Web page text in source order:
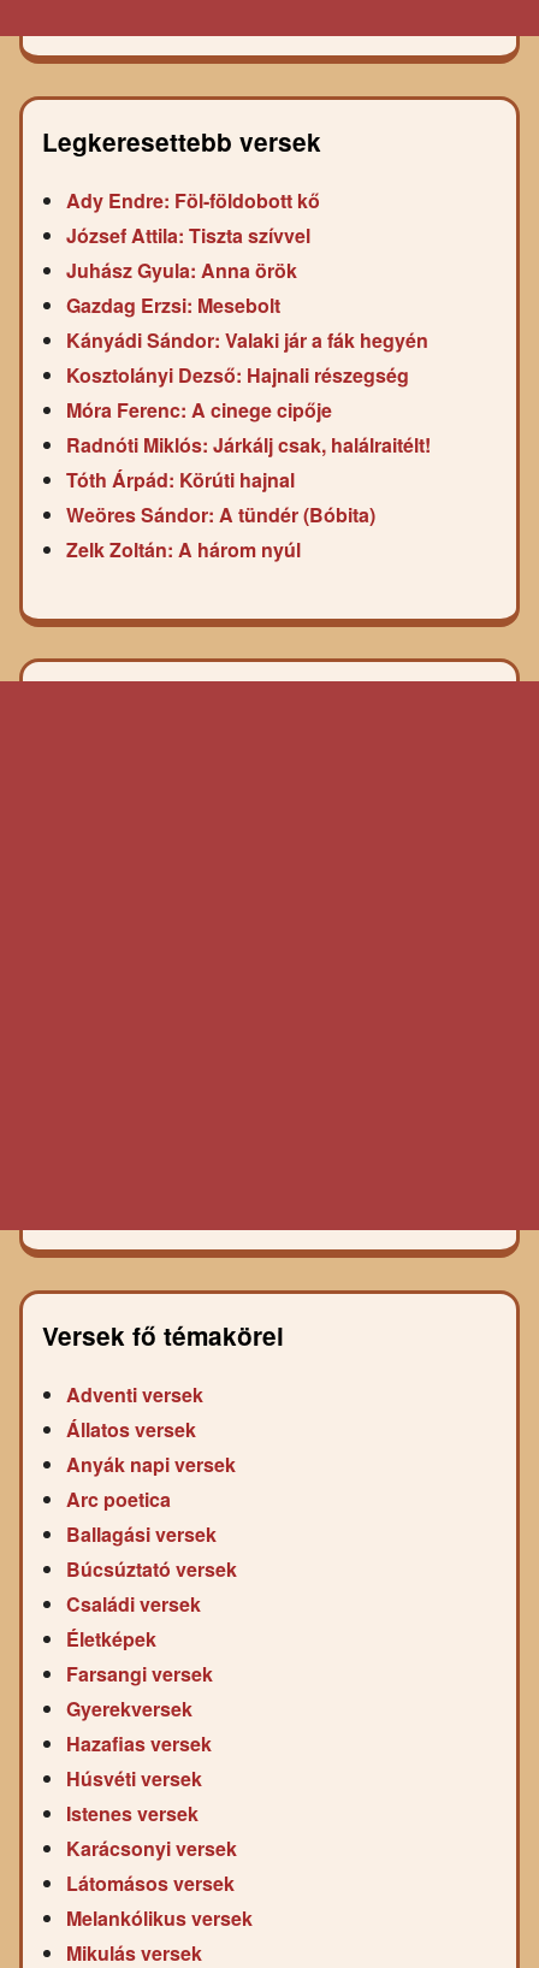
Legkeresettebb versek
Ady Endre: Föl-földobott kő
József Attila: Tiszta szívvel
Juhász Gyula: Anna örök
Gazdag Erzsi: Mesebolt
Kányádi Sándor: Valaki jár a fák hegyén
Kosztolányi Dezső: Hajnali részegség
Móra Ferenc: A cinege cipője
Radnóti Miklós: Járkálj csak, halálraitélt!
Tóth Árpád: Körúti hajnal
Weöres Sándor: A tündér (Bóbita)
Zelk Zoltán: A három nyúl
Versek fő témakörei
Adventi versek
Állatos versek
Anyák napi versek
Arc poetica
Ballagási versek
Búcsúztató versek
Családi versek
Életképek
Farsangi versek
Gyerekversek
Hazafias versek
Húsvéti versek
Istenes versek
Karácsonyi versek
Látomásos versek
Melankólikus versek
Mikulás versek